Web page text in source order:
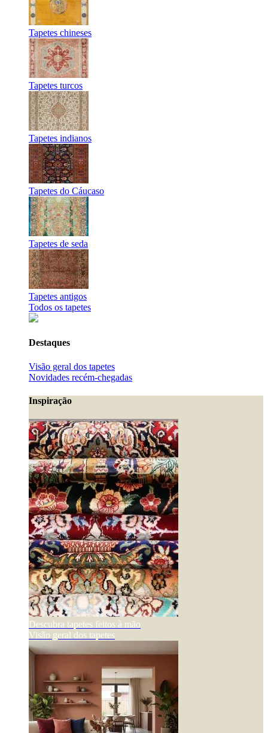
Tapetes chineses
Tapetes turcos
Tapetes indianos
Tapetes do Cáucaso
Tapetes de seda
Tapetes antigos
Todos os tapetes
Destaques
Visão geral dos tapetes
Novidades recém-chegadas
Inspiração
Descubra tapetes feitos à mão
Visão geral dos tapetes